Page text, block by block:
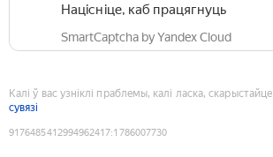
Націсніце, каб працягнуць
SmartCaptcha by Yandex Cloud
Калі ў вас узніклі праблемы, калі ласка, скарыстайце
сувязі
9176485412994962417:1786007730